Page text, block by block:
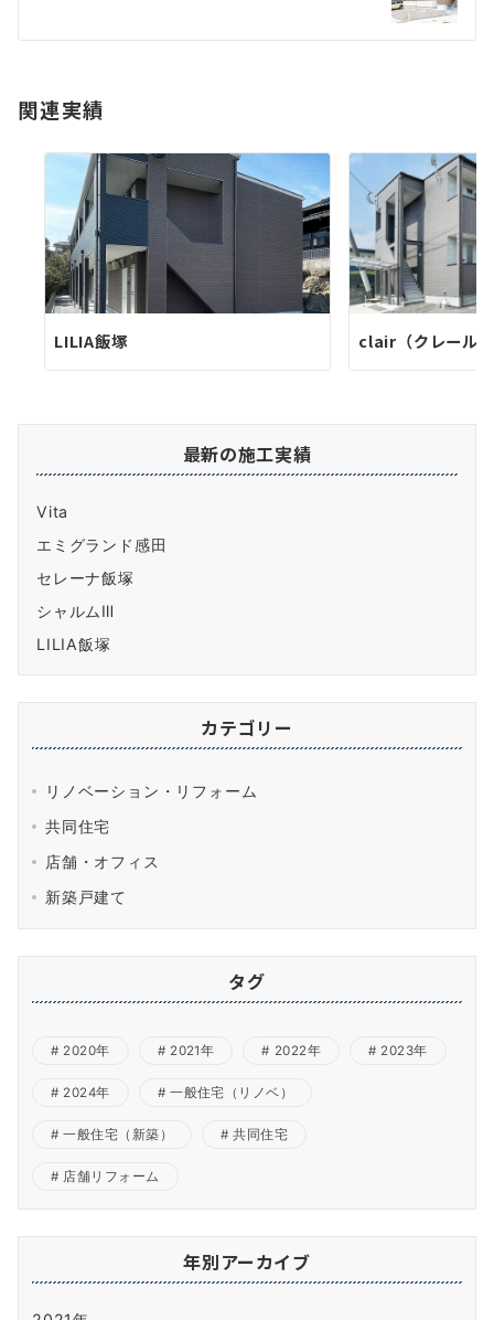
シ
ン
関連実績
LILIA飯塚 clair（クレール）
最新の施工実績
Vita
エミグランド感田
セレーナ飯塚
シャルムⅢ
LILIA飯塚
カテゴリー
リノベーション・リフォーム
共同住宅
店舗・オフィス
新築戸建て
タグ
2020年 2021年 2022年 2023年
2024年 一般住宅（リノベ）
一般住宅（新築） 共同住宅
店舗リフォーム
年別アーカイブ